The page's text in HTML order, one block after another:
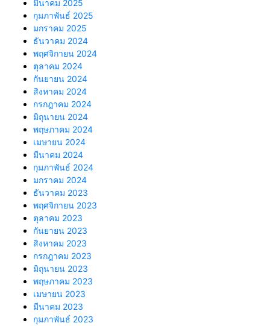
มีนาคม 2025
กุมภาพันธ์ 2025
มกราคม 2025
ธันวาคม 2024
พฤศจิกายน 2024
ตุลาคม 2024
กันยายน 2024
สิงหาคม 2024
กรกฎาคม 2024
มิถุนายน 2024
พฤษภาคม 2024
เมษายน 2024
มีนาคม 2024
กุมภาพันธ์ 2024
มกราคม 2024
ธันวาคม 2023
พฤศจิกายน 2023
ตุลาคม 2023
กันยายน 2023
สิงหาคม 2023
กรกฎาคม 2023
มิถุนายน 2023
พฤษภาคม 2023
เมษายน 2023
มีนาคม 2023
กุมภาพันธ์ 2023